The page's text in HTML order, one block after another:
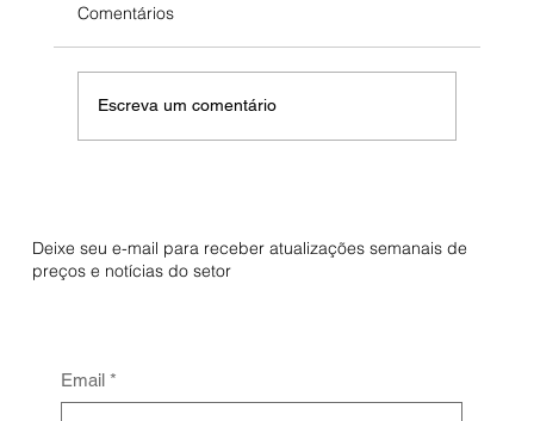
Comentários
Escreva um comentário
Deixe seu e-mail para receber atualizações semanais de
preços e notícias do setor
Email *